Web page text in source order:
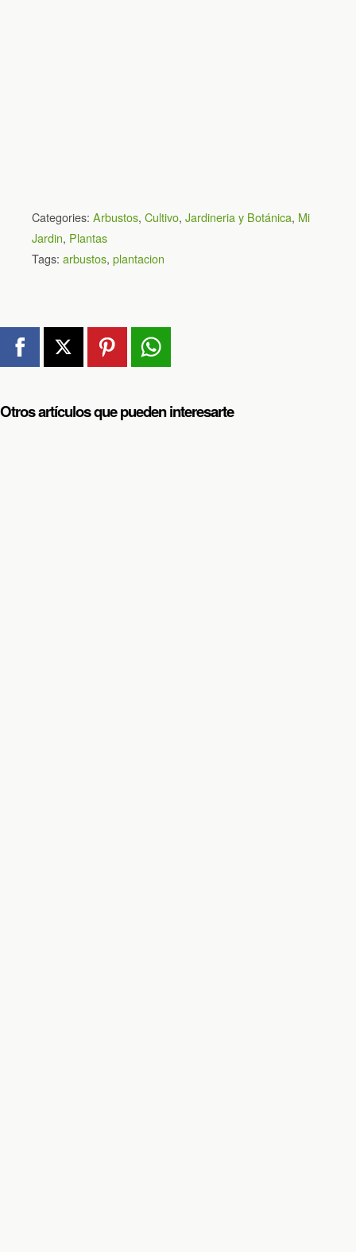
Categories: Arbustos, Cultivo, Jardineria y Botánica, Mi
Jardin, Plantas
Tags: arbustos, plantacion
Otros artículos que pueden interesarte